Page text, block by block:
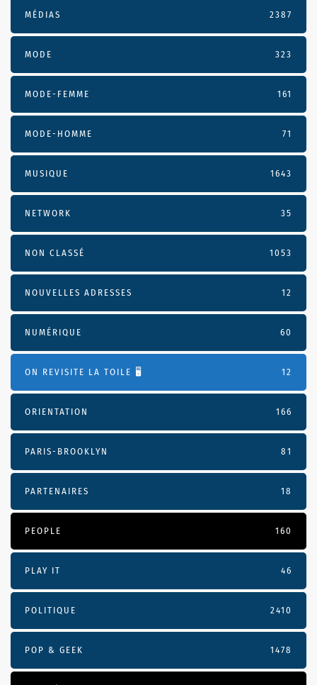
MÉDIAS 2387
MODE 323
MODE-FEMME 161
MODE-HOMME 71
MUSIQUE 1643
NETWORK 35
NON CLASSÉ 1053
NOUVELLES ADRESSES 12
NUMÉRIQUE 60
ON REVISITE LA TOILE 🖥️ 12
ORIENTATION 166
PARIS-BROOKLYN 81
PARTENAIRES 18
PEOPLE 160
PLAY IT 46
POLITIQUE 2410
POP & GEEK 1478